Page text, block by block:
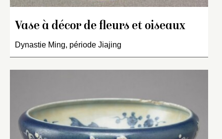
Vase à décor de fleurs et oiseaux
Dynastie Ming, période Jiajing